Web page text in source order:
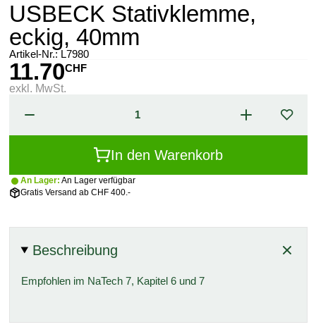
USBECK Stativklemme,
eckig, 40mm
Artikel-Nr.:L7980
11.70CHF
exkl. MwSt.
In den Warenkorb
An Lager: An Lager verfügbar
Gratis Versand ab CHF 400.-
Beschreibung
Empfohlen im NaTech 7, Kapitel 6 und 7